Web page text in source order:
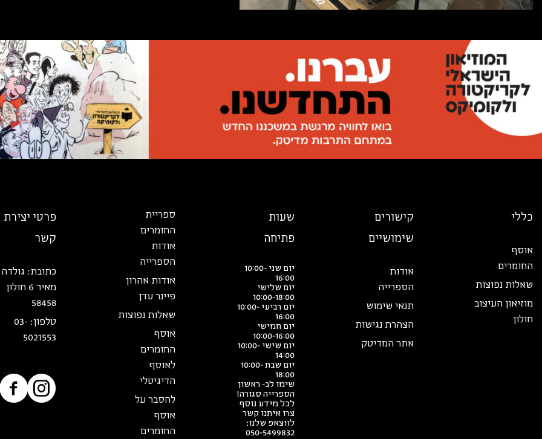
כללי
אוסף
החומרים
שאלות נפוצות
מוזיאון העיצוב
חולון
קישורים
שימושיים
אודות
הספרייה
תנאי שימוש
הצהרת נגישות
אתר המדיטק
שעות
פתיחה
יום שני 10:00-
16:00
יום שלישי
10:00-18:00
יום רביעי 10:00-
16:00
יום חמישי
10:00-16:00
יום שישי 10:00-
14:00
יום שבת 10:00-
18:00
שימו לב- ראשון
הספרייה סגורה!
לכל מידע נוסף
צרו איתנו קשר
לווצאפ שלנו:
050-5499832
ספריית
החומרים
אודות
הספרייה
אודות אהרון
פיינר עדן
שאלות נפוצות
אוסף
החומרים
לאוסף
הדיגיטלי
להסבר על
אוסף
החומרים
פרטי יצירת
קשר
כתובת: גולדה
מאיר 6 חולון
58458
טלפון: 03-
5021553